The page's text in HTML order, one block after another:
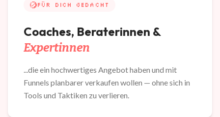
FÜR DICH GEDACHT
Coaches, Beraterinnen &
Expertinnen
...die ein hochwertiges Angebot haben und mit
Funnels planbarer verkaufen wollen — ohne sich in
Tools und Taktiken zu verlieren.